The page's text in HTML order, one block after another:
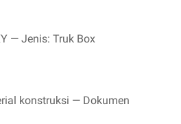
— Jenis: Truk Box
konstruksi — Dokumen